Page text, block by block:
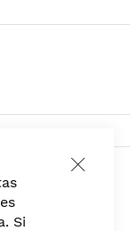
Close
Si
Gastronomía